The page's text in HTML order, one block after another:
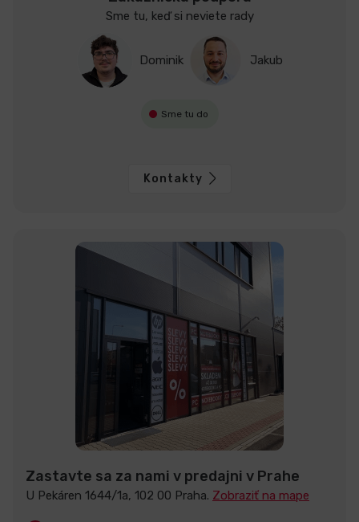
Sme tu, keď si neviete rady
Dominik Jakub
Sme tu do
Kontakty
Zastavte sa za nami v predajni v Prahe
U Pekáren 1644/1a, 102 00 Praha. Zobraziť na mape